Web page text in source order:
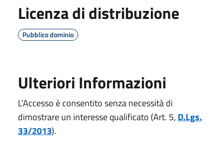
Licenza di distribuzione
Pubblico dominio
Ulteriori Informazioni
L’Accesso è consentito senza necessità di
dimostrare un interesse qualificato (Art. 5, D.Lgs.
33/2013).